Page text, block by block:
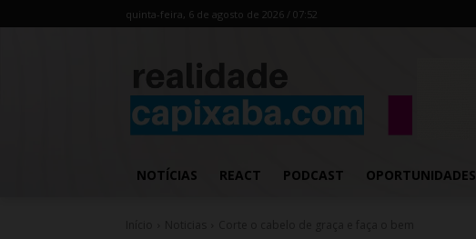
quinta-feira, 6 de agosto de 2026 / 07:52
NOTÍCIAS REACT PODCAST OPORTUNIDADES